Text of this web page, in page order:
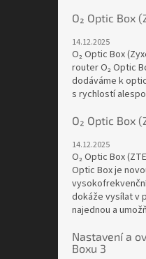
O₂ Optic Box
14.12.2025
O₂ Optic Box
router O₂ Optic
dodáváme k
s rychlostí
O₂ Optic Box
14.12.2025
O₂ Optic Box
Optic Box je
dokáže vysílat v
najednou a
Nastavení a
Boxu 3